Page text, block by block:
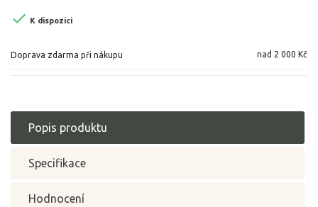
 K dispozici
Doprava zdarma při nákupu nad 2 000 Kč
Popis produktu
Specifikace
Hodnocení